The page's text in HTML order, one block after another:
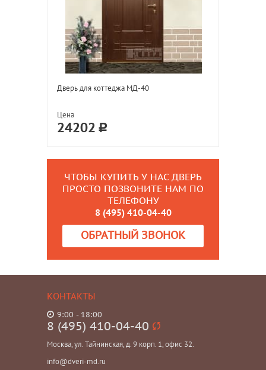
Дверь для коттеджа МД-40
Цена
24202
ЧТОБЫ КУПИТЬ У НАС ДВЕРЬ
ПРОСТО ПОЗВОНИТЕ НАМ ПО
ТЕЛЕФОНУ
8 (495) 410-04-40
ОБРАТНЫЙ ЗВОНОК
КОНТАКТЫ
9:00 - 18:00
8 (495) 410-04-40
Москва, ул. Тайнинская, д. 9 корп. 1, офис 32.
info@dveri-md.ru